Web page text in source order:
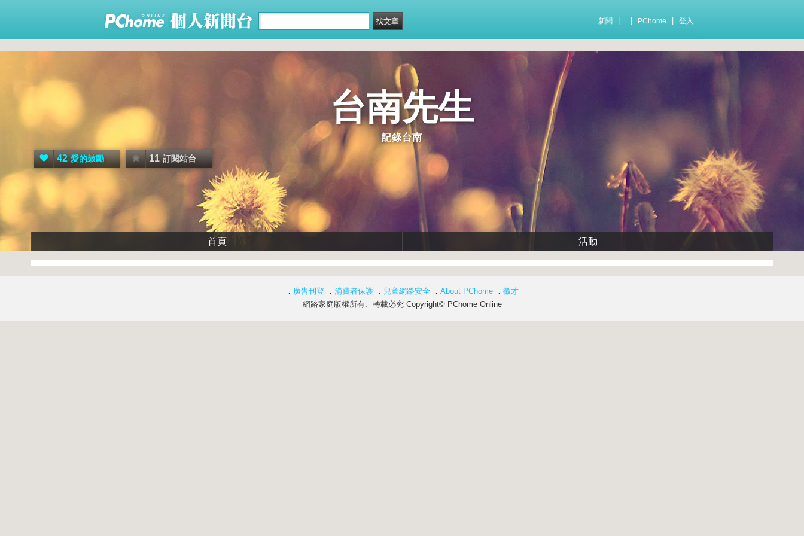
新聞 PChome 登入
台南先生
記錄台南
42 愛的鼓勵 11 訂閱站台
首頁 活動
． 廣告刊登 ． 消費者保護 ． 兒童網路安全 ． About PChome ． 徵才
網路家庭版權所有、轉載必究 Copyright© PChome Online